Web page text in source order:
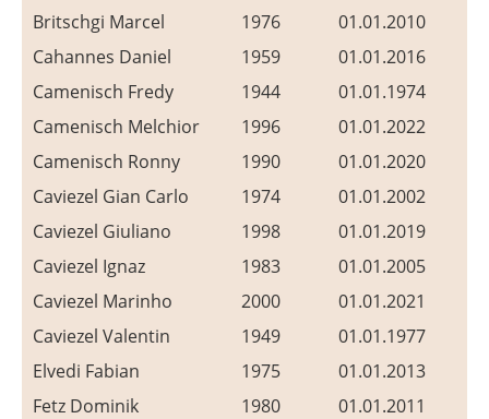
Britschgi Marcel
1976
01.01.2010
Cahannes Daniel
1959
01.01.2016
Camenisch Fredy
1944
01.01.1974
Camenisch Melchior
1996
01.01.2022
Camenisch Ronny
1990
01.01.2020
Caviezel Gian Carlo
1974
01.01.2002
Caviezel Giuliano
1998
01.01.2019
Caviezel Ignaz
1983
01.01.2005
Caviezel Marinho
2000
01.01.2021
Caviezel Valentin
1949
01.01.1977
Elvedi Fabian
1975
01.01.2013
Fetz Dominik
1980
01.01.2011